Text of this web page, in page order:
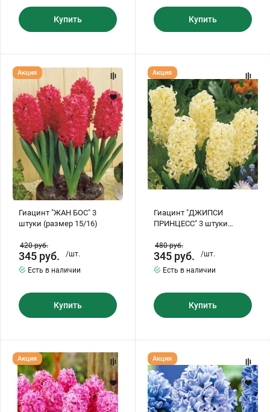
Купить Купить
Гиацинт
"ЖАН
3
штуки
(размер
15/16)
Гиацинт "ЖАН БОС" 3
штуки (размер 15/16)
Акция
420руб.
345 руб.
/шт.
Есть в наличии
Купить
Гиацинт
"ДЖИПСИ
ПРИНЦЕСС"
3
штуки
(размер
15/16)
Гиацинт "ДЖИПСИ
ПРИНЦЕСС" 3 штуки
Акция
480руб.
345 руб.
/шт.
Есть в наличии
Купить
Гиацинт
"ПИНК
ПЕРЛ"
штуки
(размер
15/16)
Акция
Гиацинт"ДЕЛЬФТ
БЛЮ"
3
штуки
(размер
15/16)
Акция